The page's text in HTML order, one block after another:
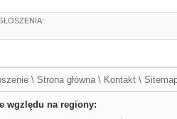
\ Strona główna \ Kontakt \
wgzlędu na regiony: